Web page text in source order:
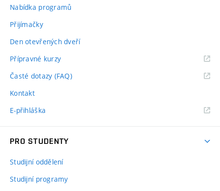
Nabídka programů
Přijímačky
Den otevřených dveří
Přípravné kurzy
Časté dotazy (FAQ)
Kontakt
E-přihláška
PRO STUDENTY
Studijní oddělení
Studijní programy